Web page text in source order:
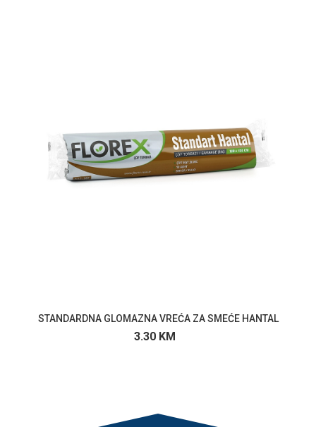
STANDARDNA GLOMAZNA VREĆA ZA SMEĆE HANTAL
3.30 KM